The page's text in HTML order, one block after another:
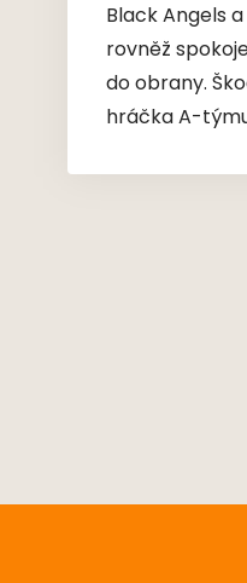
Black Angels
rovněž
do obrany.
hráčka A-